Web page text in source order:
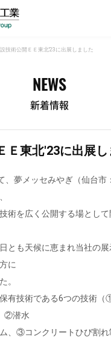
技術公開ＥＥ東北′23に出展しました
NEWS
新着情報
Ｅ東北′23に出展
、夢メッセみやぎ（仙台市
術を広く公開する場とし
とも天候に恵まれ当社の
に
。
有技術である6つの技術
②潜水
、③コンクリートひび割れ